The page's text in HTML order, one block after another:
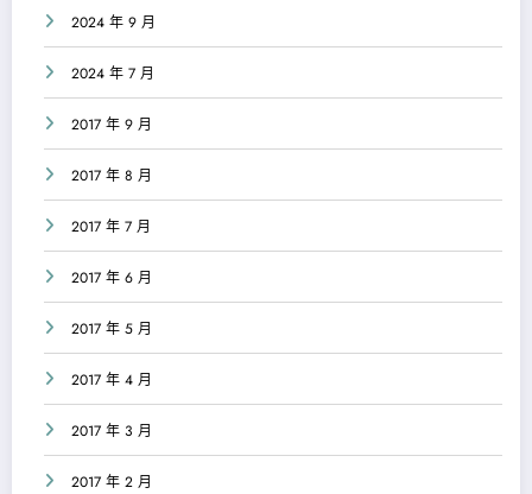
2024 年 9 月
2024 年 7 月
2017 年 9 月
2017 年 8 月
2017 年 7 月
2017 年 6 月
2017 年 5 月
2017 年 4 月
2017 年 3 月
2017 年 2 月